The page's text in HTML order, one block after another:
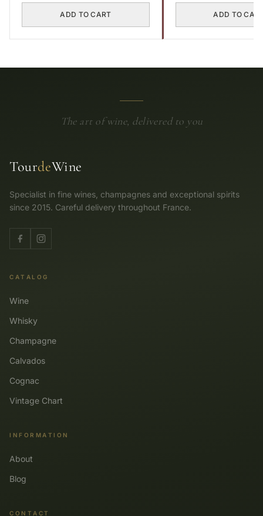
ADD TO CART
was:
ADD TO
The art of wine, delivered to you
TourdeWine
Specialist in fine wines, champagnes and exceptional spirits
since 2015. Careful delivery throughout France.
CATALOG
Wine
Whisky
Champagne
Calvados
Cognac
Vintage Chart
INFORMATION
About
Blog
CONTACT